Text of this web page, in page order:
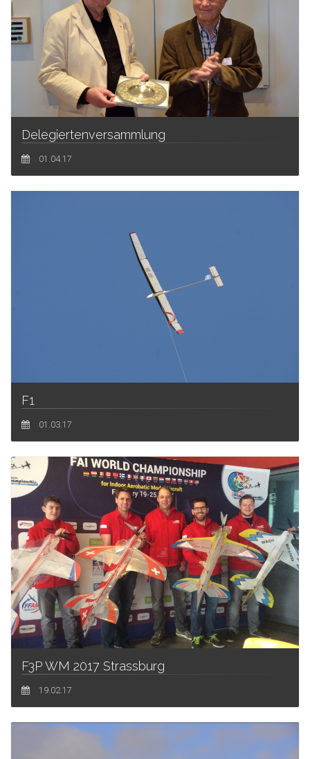
Delegiertenversammlung
01.04.17
F1
01.03.17
F3P WM 2017 Strassburg
19.02.17